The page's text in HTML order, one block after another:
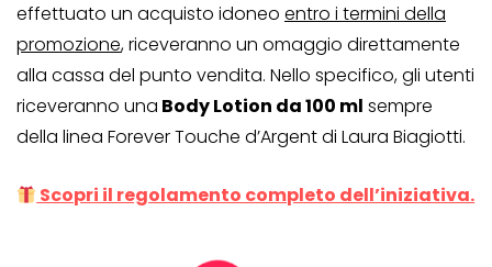
effettuato un acquisto idoneo entro i termini della
promozione, riceveranno un omaggio direttamente
alla cassa del punto vendita. Nello specifico, gli utenti
riceveranno una Body Lotion da 100 ml sempre
della linea Forever Touche d’Argent di Laura Biagiotti.
Scopri il regolamento completo dell’iniziativa.